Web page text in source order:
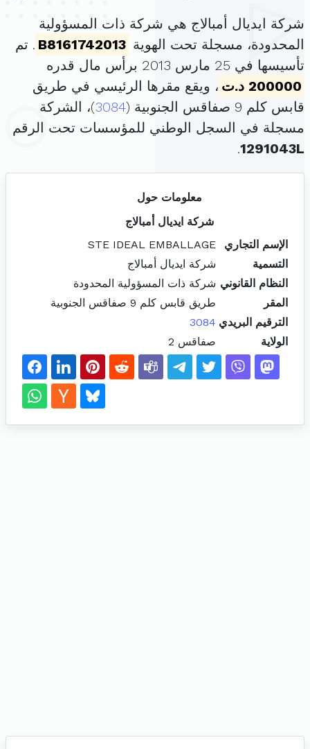
شركة ايديال أمبالاج هي شركة ذات المسؤولية
المحدودة، مسجلة تحت الهوية B8161742013 . تم
تأسيسها في 25 مارس 2013 برأس مال قدره
200000 د.ت
، ويقع مقرها الرئيسي في طريق
قابس كلم 9 صفاقس الجنوبية (
3084)، الشركة
مسجلة في السجل الوطني للمؤسسات تحت الرقم
1291043L
.
معلومات حول
شركة ايديال أمبالاج
الإسم التجاري
STE IDEAL EMBALLAGE
التسمية
شركة ايديال أمبالاج
النظام القانوني شركة ذات المسؤولية المحدودة
المقر
طريق قابس كلم 9 صفاقس الجنوبية
الترقيم البريدي 3084
الولاية
صفاقس 2